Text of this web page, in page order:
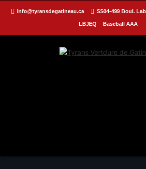
info@tyransdegatineau.ca SS04-499 Boul.
LBJEQ Baseball AAA